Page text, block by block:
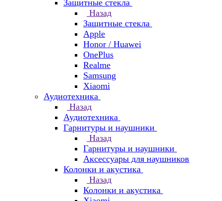
Защитные стекла
Назад
Защитные стекла
Apple
Honor / Huawei
OnePlus
Realme
Samsung
Xiaomi
Аудиотехника
Назад
Аудиотехника
Гарнитуры и наушники
Назад
Гарнитуры и наушники
Аксессуары для наушников
Колонки и акустика
Назад
Колонки и акустика